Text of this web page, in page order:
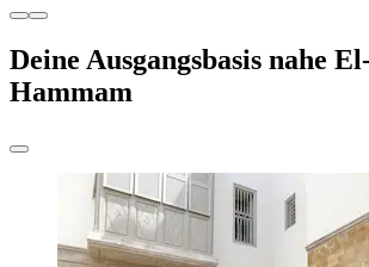
Deine Ausgangsbasis nahe
Hammam